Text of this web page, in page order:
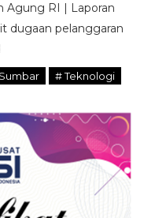
Agung RI | Laporan
dugaan pelanggaran
# Teknologi